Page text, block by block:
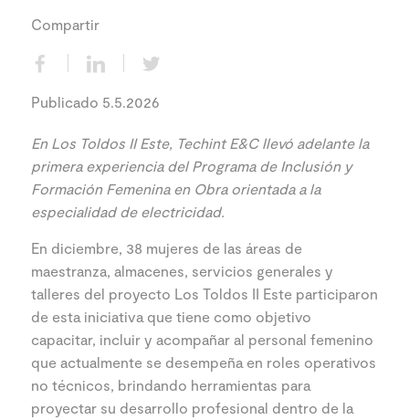
Compartir
Publicado 5.5.2026
En Los Toldos II Este, Techint E&C llevó adelante la
primera experiencia del Programa de Inclusión y
Formación Femenina en Obra orientada a la
especialidad de electricidad.
En diciembre, 38 mujeres de las áreas de
maestranza, almacenes, servicios generales y
talleres del proyecto Los Toldos II Este participaron
de esta iniciativa que tiene como objetivo
capacitar, incluir y acompañar al personal femenino
que actualmente se desempeña en roles operativos
no técnicos, brindando herramientas para
proyectar su desarrollo profesional dentro de la